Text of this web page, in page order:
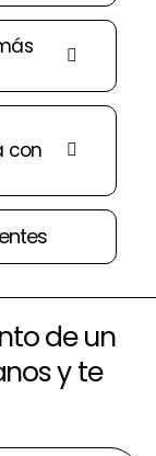
con
de un
y te